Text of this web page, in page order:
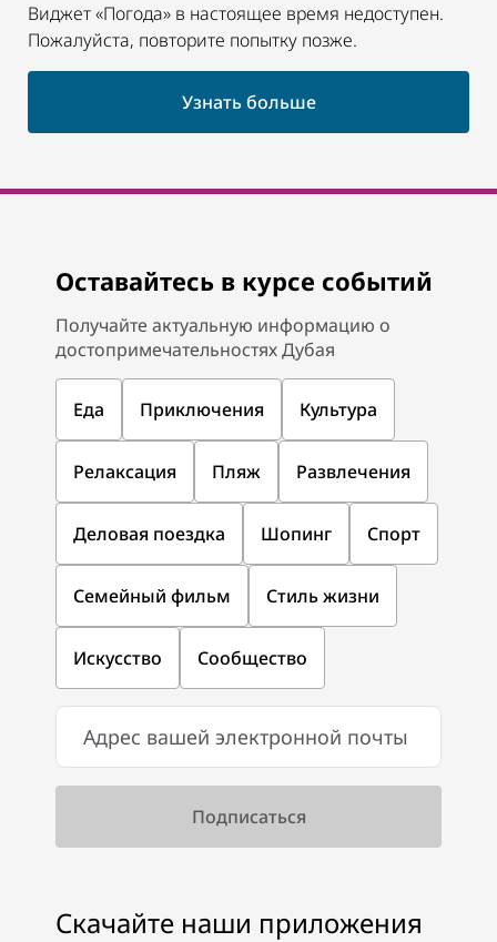
Виджет «Погода» в настоящее время недоступен.
Пожалуйста, повторите попытку позже.
Узнать больше
Оставайтесь в курсе событий
Получайте актуальную информацию о
достопримечательностях Дубая
Еда Приключения Культура
Релаксация Пляж Развлечения
Деловая поездка Шопинг Спорт
Семейный фильм Стиль жизни
Искусство Сообщество
Скачайте наши приложения